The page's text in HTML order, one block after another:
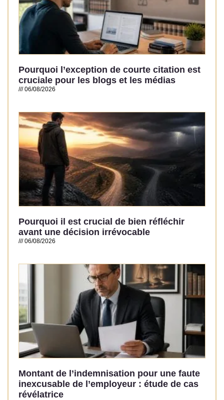
Pourquoi l’exception de courte citation est
cruciale pour les blogs et les médias
06/08/2026
Pourquoi il est crucial de bien réfléchir
avant une décision irrévocable
06/08/2026
Montant de l’indemnisation pour une faute
inexcusable de l’employeur : étude de cas
révélatrice